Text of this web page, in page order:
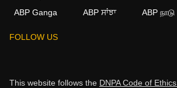
ABP Ganga
ABP ਸਾਂਝਾ ABP நாடு
FOLLOW US
This website follows the DNPA Code of Ethics.